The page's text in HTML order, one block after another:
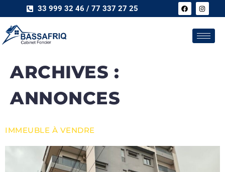
33 999 32 46 / 77 337 27 25
ARCHIVES :
ANNONCES
IMMEUBLE À VENDRE